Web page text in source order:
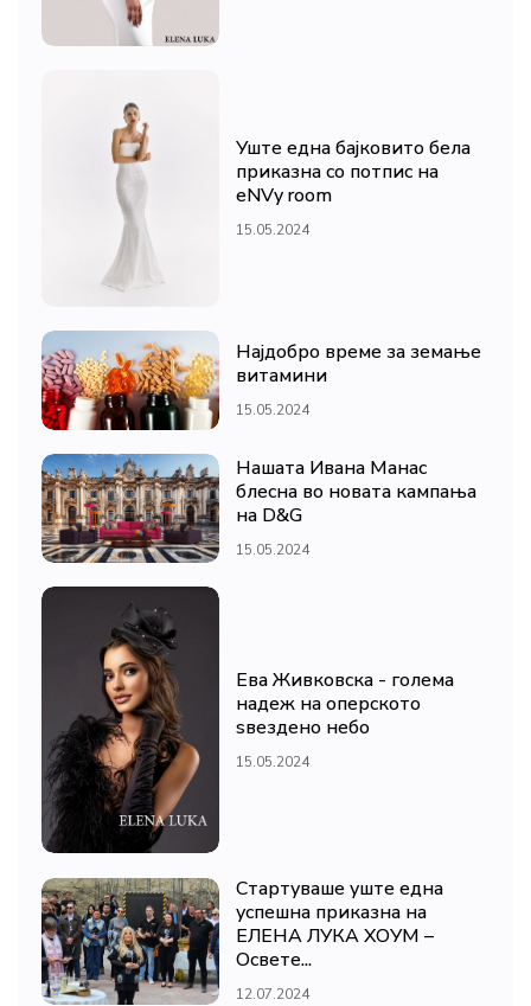
Уште една бајковито бела
приказна со потпис на
eNVy room
15.05.2024
Најдобро време за земање
витамини
15.05.2024
Нашата Ивана Манас
блесна во новата кампања
на D&G
15.05.2024
Ева Живковска - голема
надеж на оперското
ѕвездено небо
15.05.2024
Стартуваше уште една
успешна приказна на
ЕЛЕНА ЛУКА ХОУМ –
Освете...
12.07.2024